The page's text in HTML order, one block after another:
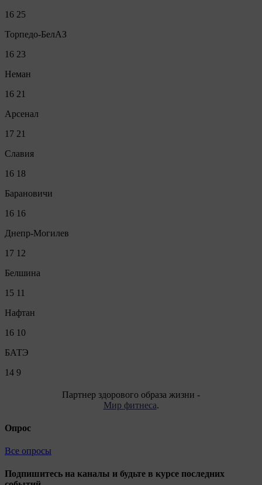
16 25
Торпедо-БелАЗ
16 23
Неман
16 21
Арсенал
17 21
Славия
16 18
Барановичи
16 16
Днепр-Могилев
17 12
Белшина
15 11
Нафтан
16 10
БАТЭ
14 9
Партнер здорового образа жизни -
Мир фитнеса.
Опрос
Все опросы
Подпишитесь на каналы и будьте в курсе последних